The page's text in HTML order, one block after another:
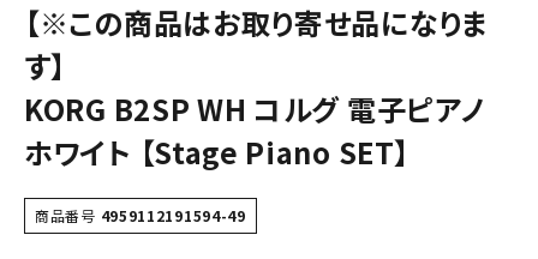
【※この商品はお取り寄せ品になりま
す】
KORG B2SP WH コルグ 電子ピアノ
ホワイト 【Stage Piano SET】
商品番号 4959112191594-49